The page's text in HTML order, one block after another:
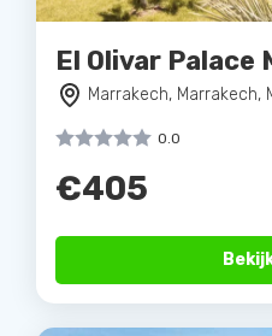
El Olivar Palace
Marrakech, Marrakech,
0.0
€405